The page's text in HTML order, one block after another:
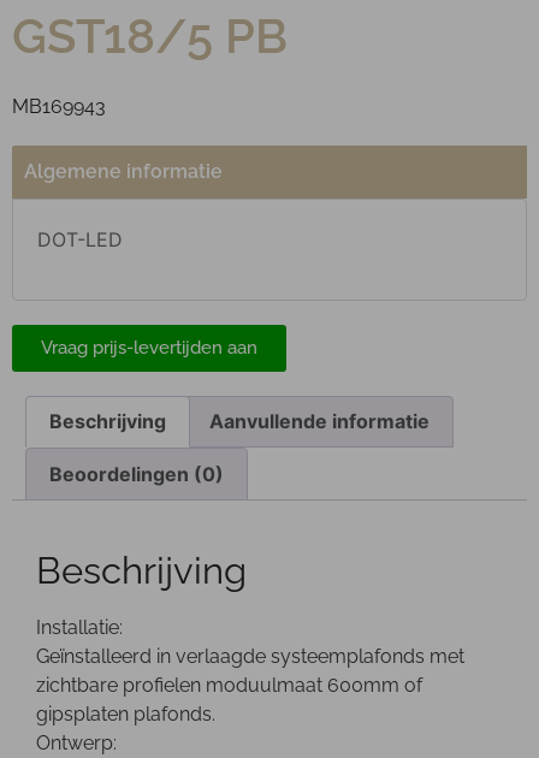
GST18/5 PB
MB169943
Algemene informatie
DOT-LED
Vraag prijs-levertijden aan
Beschrijving Aanvullende informatie
Beoordelingen (0)
Beschrijving
Installatie:
Geïnstalleerd in verlaagde systeemplafonds met
zichtbare profielen moduulmaat 600mm of
gipsplaten plafonds.
Ontwerp: